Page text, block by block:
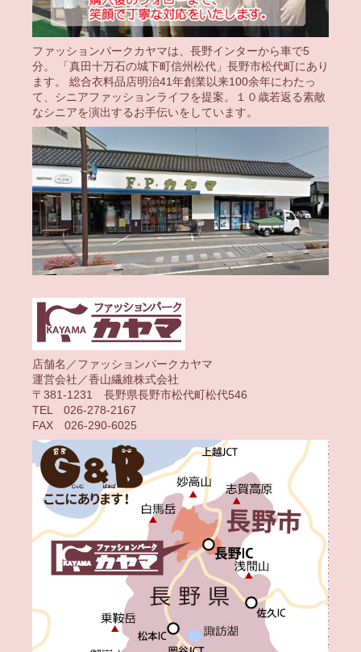
ファッションパークカヤマは、長野インターから車で5
分。 「真田十万石の城下町信州松代」長野市松代町にあり
ます。 総合衣料品店明治41年創業以来100余年にわたっ
て、シニアファッションライフを提案。１０歳若返る素敵
なシニアを演出するお手伝いをしています。
店舗名／ファッションパークカヤマ
運営会社／香山繊維株式会社
〒381-1231 長野県長野市松代町松代546
TEL 026-278-2167
FAX 026-290-6025